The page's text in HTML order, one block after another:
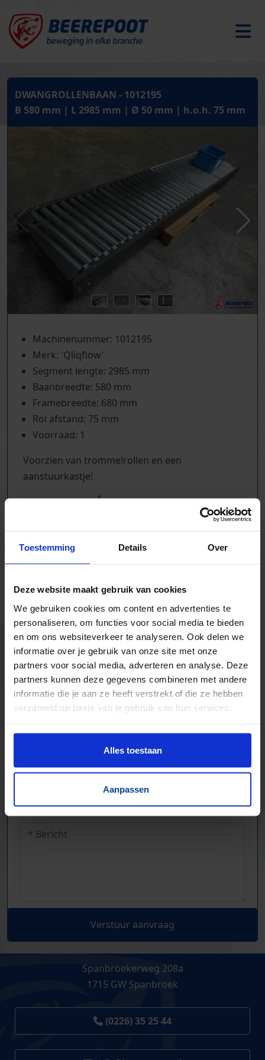
Toestemming Details Over
Deze website maakt gebruik van cookies
We gebruiken cookies om content en advertenties te
personaliseren, om functies voor social media te bieden
en om ons websiteverkeer te analyseren. Ook delen we
informatie over je gebruik van onze site met onze
partners voor social media, adverteren en analyse. Deze
partners kunnen deze gegevens combineren met andere
informatie die je aan ze heeft verstrekt of die ze hebben
verzameld op basis van je gebruik van hun services.
Alles toestaan
Aanpassen
DWANGROLLENBAAN - 1012195
B 580 mm | L 2985 mm | Ø 50 mm | h.o.h. 75 mm
Machinenummer: 1012195
Merk: 'Qliqflow'
Segment lengte: 2985 mm
Baanbreedte: 580 mm
Framebreedte: 680 mm
Rol afstand: 75 mm
Voorraad: 1
Voorzien van trommelrollen en een
aanstuurkastje!
TrustScore5.0|213
Zwaartekracht en aangedreven
Bochten, harmonicabanen, wissels
Nieuw & gebruikt
Voor talloze toepassingen
Pakjes, doosjes, kratjes, pallets…
Verstuur aanvraag
Spanbroekerweg 208a
1715 GW Spanbroek
(0226) 35 25 44